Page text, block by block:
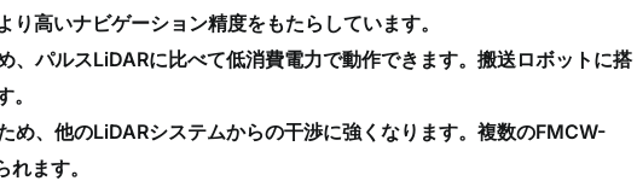
高いナビゲーション精度をもたらしています。
パルスLiDARに比べて低消費電力で動作できます。搬送ロボットに搭
め、他のLiDARシステムからの干渉に強くなります。複数のFMCW-
ます。